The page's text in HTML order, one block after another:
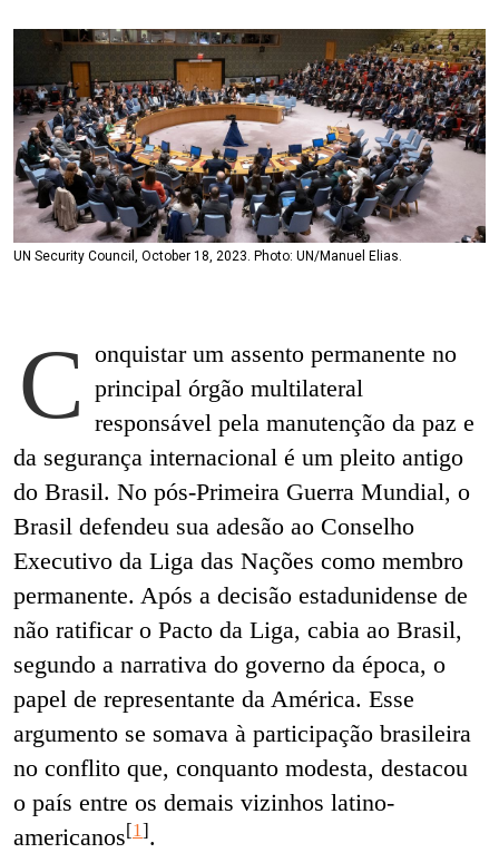
UN Security Council, October 18, 2023. Photo: UN/Manuel Elias.
C onquistar um assento permanente no
principal órgão multilateral
responsável pela manutenção da paz e
da segurança internacional é um pleito antigo
do Brasil. No pós-Primeira Guerra Mundial, o
Brasil defendeu sua adesão ao Conselho
Executivo da Liga das Nações como membro
permanente. Após a decisão estadunidense de
não ratificar o Pacto da Liga, cabia ao Brasil,
segundo a narrativa do governo da época, o
papel de representante da América. Esse
argumento se somava à participação brasileira
no conflito que, conquanto modesta, destacou
o país entre os demais vizinhos latino-
americanos[1].